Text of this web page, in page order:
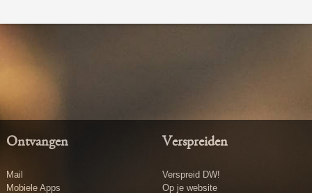
Ontvangen
Mail
Mobiele Apps
Verspreiden
Verspreid DW!
Op je website